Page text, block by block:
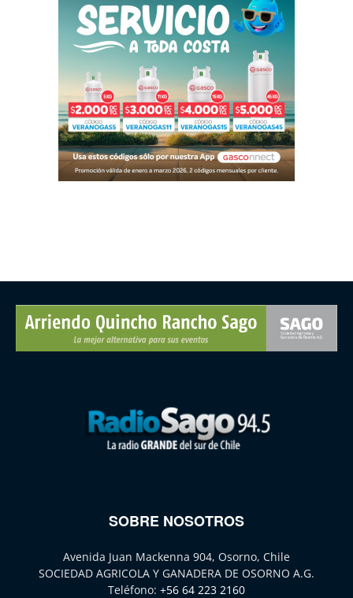
SOBRE NOSOTROS
Avenida Juan Mackenna 904, Osorno, Chile
SOCIEDAD AGRICOLA Y GANADERA DE OSORNO A.G.
Teléfono: +56 64 223 2160